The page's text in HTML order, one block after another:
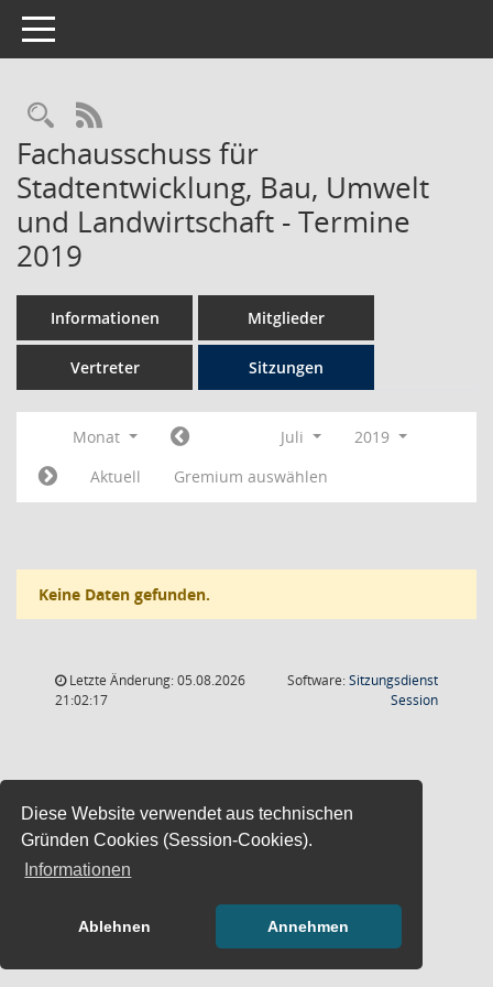
Diese Website verwendet aus technischen
Gründen Cookies (Session-Cookies).
Informationen
Ablehnen Annehmen
Toggle navigation
Rechercheauswahl
RSS-Feed
Fachausschuss für
Stadtentwicklung, Bau, Umwelt
und Landwirtschaft - Termine
2019
Informationen Mitglieder
Vertreter Sitzungen
Monat Juli
2019
Aktuell
Gremium auswählen
Keine Daten gefunden.
Letzte Änderung: 05.08.2026
21:02:17
Software:Sitzungsdienst
Session(Wird in